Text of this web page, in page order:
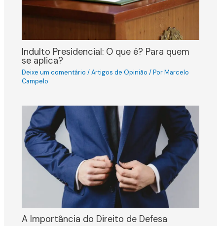
Indulto Presidencial: O que é? Para quem
se aplica?
Deixe um comentário /Artigos de Opinião / PorMarcelo
Campelo
A Importância do Direito de Defesa